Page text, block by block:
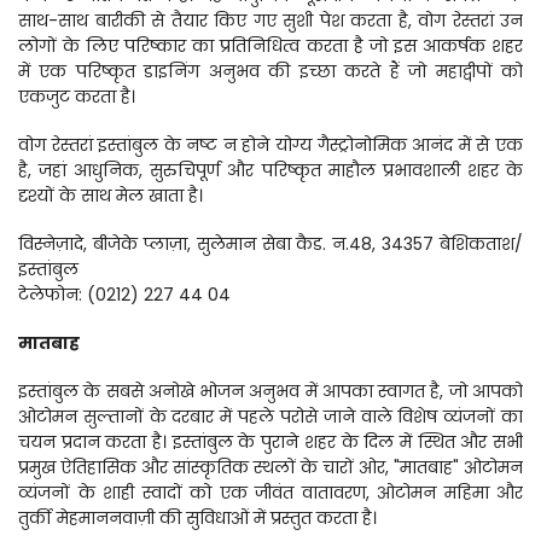
साथ-साथ बारीकी से तैयार किए गए सुशी पेश करता है, वोग रेस्तरां उन
लोगों के लिए परिष्कार का प्रतिनिधित्व करता है जो इस आकर्षक शहर
में एक परिष्कृत डाइनिंग अनुभव की इच्छा करते हैं जो महाद्वीपों को
एकजुट करता है।
वोग रेस्तरां इस्तांबुल के नष्ट न होने योग्य गैस्ट्रोनोमिक आनंद में से एक
है, जहां आधुनिक, सुरुचिपूर्ण और परिष्कृत माहौल प्रभावशाली शहर के
दृश्यों के साथ मेल खाता है।
विस्नेज़ादे, बीजेके प्लाज़ा, सुलेमान सेबा कैड. न.48, 34357 बेशिकताश/
इस्तांबुल
टेलेफोन: (0212) 227 44 04
मातबाह
इस्तांबुल के सबसे अनोखे भोजन अनुभव में आपका स्वागत है, जो आपको
ओटोमन सुल्तानों के दरबार में पहले परोसे जाने वाले विशेष व्यंजनों का
चयन प्रदान करता है। इस्तांबुल के पुराने शहर के दिल में स्थित और सभी
प्रमुख ऐतिहासिक और सांस्कृतिक स्थलों के चारों ओर, "मातबाह" ओटोमन
व्यंजनों के शाही स्वादों को एक जीवंत वातावरण, ओटोमन महिमा और
तुर्की मेहमाननवाज़ी की सुविधाओं में प्रस्तुत करता है।